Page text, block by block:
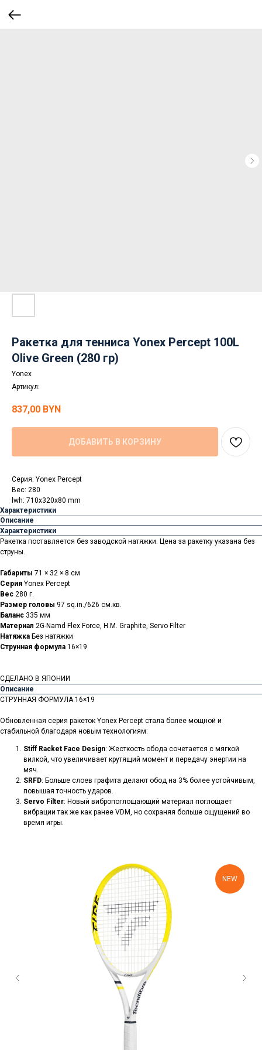
Ракетка для тенниса Yonex Percept 100L
Olive Green (280 гр)
Yonex
Артикул:
837,00 BYN
ДОБАВИТЬ В КОРЗИНУ
Серия: Yonex Percept
Вес: 280
lwh: 710x320x80 mm
Характеристики
Описание
Характеристики
Ракетка поставляется без заводской натяжки. Цена за ракетку указана без
струны.
Габариты 71 × 32 × 8 см
Серия Yonex Percept
Вес 280 г.
Размер головы 97 sq.in./626 см.кв.
Баланс 335 мм
Материал 2G-Namd Flex Force, H.M. Graphite, Servo Filter
Натяжка Без натяжки
Струнная формула 16×19
СДЕЛАНО В ЯПОНИИ
Описание
СТРУННАЯ ФОРМУЛА 16×19
Обновленная серия ракеток Yonex Percept стала более мощной и
стабильной благодаря новым технологиям:
Stiff Racket Face Design: Жесткость обода сочетается с мягкой
вилкой, что увеличивает крутящий момент и передачу энергии на
мяч.
SRFD: Больше слоев графита делают обод на 3% более устойчивым,
повышая точность ударов.
Servo Filter: Новый вибропоглощающий материал поглощает
вибрации так же как ранее VDM, но сохраняя больше ощущений во
время игры.
NEW